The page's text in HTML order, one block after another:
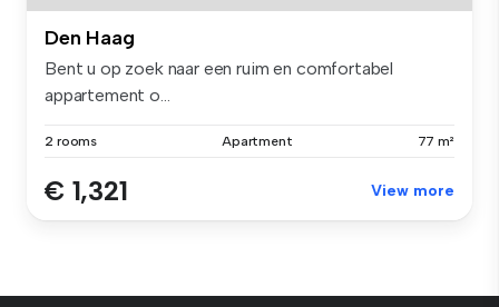
Den Haag
Bent u op zoek naar een ruim en comfortabel
appartement o...
2 rooms Apartment 77 m²
€ 1,321 View more